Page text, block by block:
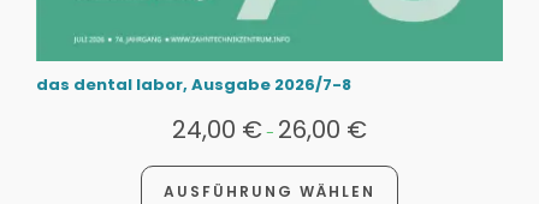
das dental labor, Ausgabe 2026/7-8
24,00 €- 26,00 €
AUSFÜHRUNG WÄHLEN